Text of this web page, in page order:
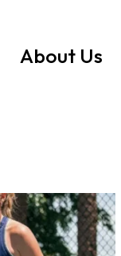
About Us